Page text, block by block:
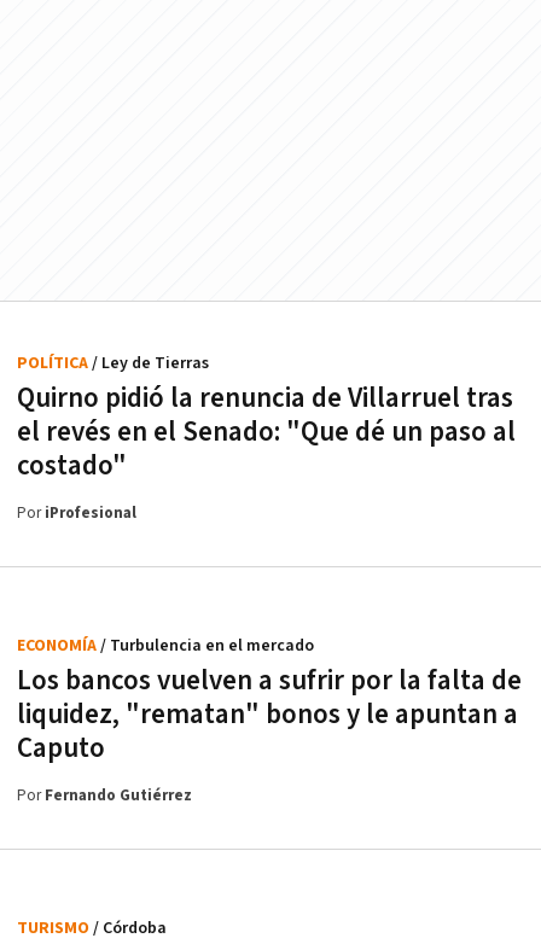
Quirno pidió la renuncia de Villarruel tras
el revés en el Senado: "Que dé un paso al
costado"
POLÍTICA/ Ley de Tierras
PoriProfesional
Los bancos vuelven a sufrir por la falta de
liquidez, "rematan" bonos y le apuntan a
Caputo
ECONOMÍA/ Turbulencia en el mercado
PorFernando Gutiérrez
TURISMO / Córdoba